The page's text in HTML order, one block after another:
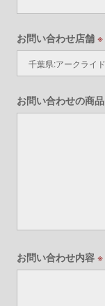
お問い合わせ店舗 ※
お問い合わせの商品
お問い合わせ内容 ※